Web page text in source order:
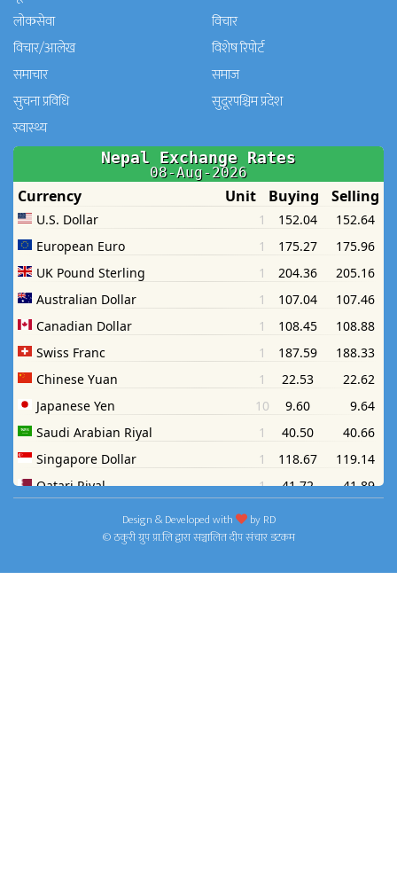
लोकसेवा
विचार
विचार/आलेख
विशेष रिपोर्ट
समाचार
समाज
सुचना प्रविधि
सुदूरपश्चिम प्रदेश
स्वास्थ्य
Design & Developed with byRD
© ठकुरी ग्रुप प्रा.लि द्वारा सञ्चालित दीप संचार डटकम